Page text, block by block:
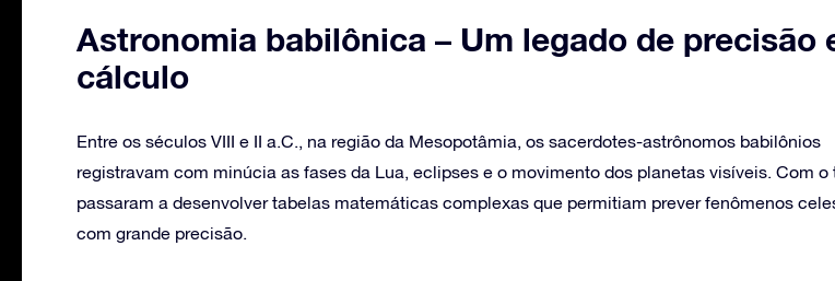
Astronomia babilônica – Um legado de precisão
cálculo
Entre os séculos VIII e II a.C., na região da Mesopotâmia, os sacerdotes-astrônomos babilônios
registravam com minúcia as fases da Lua, eclipses e o movimento dos planetas visíveis. Com o
passaram a desenvolver tabelas matemáticas complexas que permitiam prever fenômenos
com grande precisão.